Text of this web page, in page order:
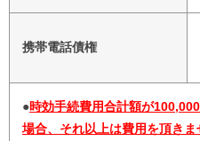
携帯電話債権
●時効手続費用合計額が
場合、それ以上は費用を頂きま